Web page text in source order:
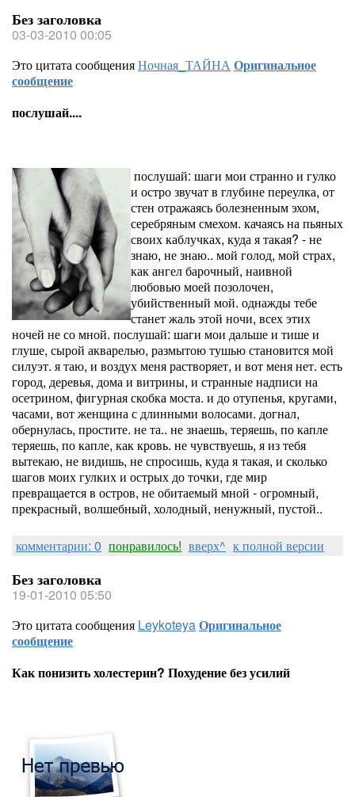
Без заголовка
03-03-2010 00:05
Это цитата сообщенияНочная_ТАЙНАОригинальное
сообщение
послушай....
послушай: шаги мои странно и гулко
и остро звучат в глубине переулка, от
стен отражаясь болезненным эхом,
серебряным смехом. качаясь на пьяных
своих каблучках, куда я такая? - не
знаю, не знаю.. мой голод, мой страх,
как ангел барочный, наивной
любовью моей позолочен,
убийственный мой. однажды тебе
станет жаль этой ночи, всех этих
ночей не со мной. послушай: шаги мои дальше и тише и
глуше, сырой акварелью, размытою тушью становится мой
силуэт. я таю, и воздух меня растворяет, и вот меня нет. есть
город, деревья, дома и витрины, и странные надписи на
осетрином, фигурная скобка моста. и до отупенья, кругами,
часами, вот женщина с длинными волосами. догнал,
обернулась, простите. не та.. не знаешь, теряешь, по капле
теряешь, по капле, как кровь. не чувствуешь, я из тебя
вытекаю, не видишь, не спросишь, куда я такая, и сколько
шагов моих гулких и острых до точки, где мир
превращается в остров, не обитаемый мной - огромный,
прекрасный, волшебный, холодный, ненужный, пустой..
комментарии: 0 понравилось! вверх^ к полной версии
Без заголовка
19-01-2010 05:50
Это цитата сообщения LeykoteyaОригинальное
сообщение
Как понизить холестерин? Похудение без усилий